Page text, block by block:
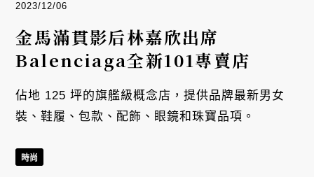
2023/12/06
金馬滿貫影后林嘉欣出席
Balenciaga全新101專賣店
佔地 125 坪的旗艦級概念店，提供品牌最新男女
裝、鞋履、包款、配飾、眼鏡和珠寶品項。
時尚